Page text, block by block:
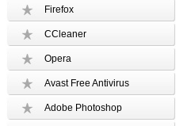
Firefox
CCleaner
Opera
Avast Free Antivirus
Adobe Photoshop